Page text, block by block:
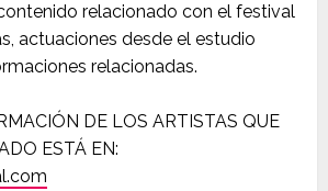
relacionado con el festival
actuaciones desde el estudio
relacionadas.
DE LOS ARTISTAS QUE
ESTÁ EN: